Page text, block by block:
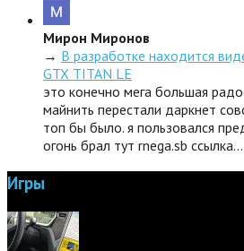
Мирон Миронов
→ В разработке находится
GTX TITAN LE
это конечно мега большая
майнить перестали даркнет
топ бы было. я пользовался
огонь брал тут rnega.sb
Игры